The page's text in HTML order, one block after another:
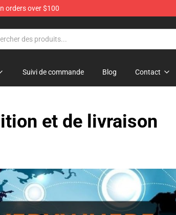
orders over $100
Suivi de commande Blog Contact
et de livraison